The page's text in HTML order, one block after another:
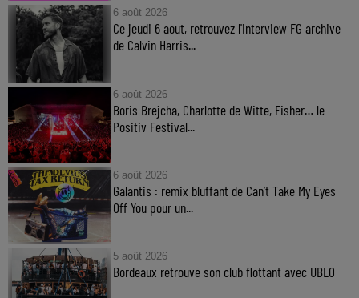
6 août 2026
Ce jeudi 6 aout, retrouvez l'interview FG archive
de Calvin Harris...
6 août 2026
Boris Brejcha, Charlotte de Witte, Fisher… le
Positiv Festival...
6 août 2026
Galantis : remix bluffant de Can’t Take My Eyes
Off You pour un...
5 août 2026
Bordeaux retrouve son club flottant avec UBLO